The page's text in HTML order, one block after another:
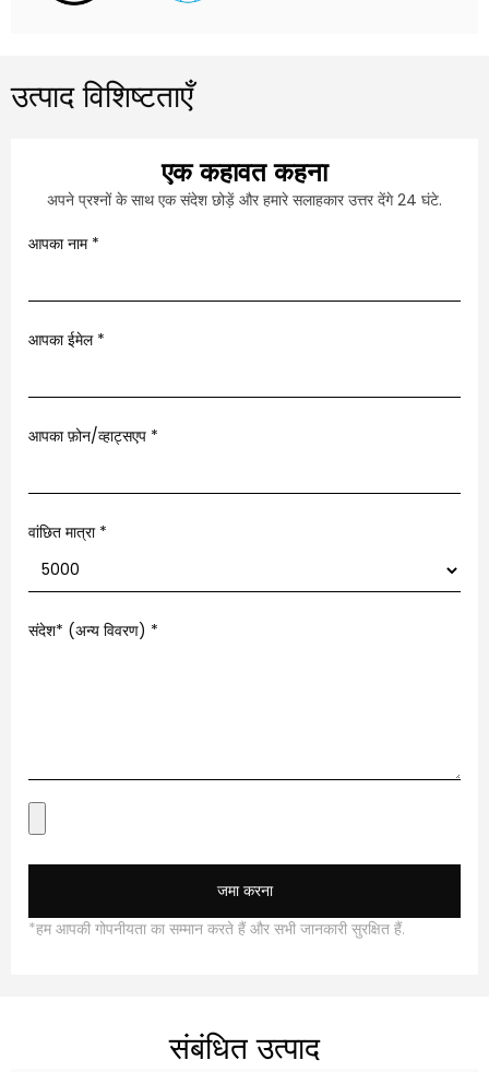
उत्पाद विशिष्टताएँ
एक कहावत कहना
अपने प्रश्नों के साथ एक संदेश छोड़ें और हमारे सलाहकार उत्तर देंगे 24 घंटे.
आपका नाम *
आपका ईमेल *
आपका फ़ोन/व्हाट्सएप *
वांछित मात्रा *
संदेश* (अन्य विवरण) *
जमा करना
*हम आपकी गोपनीयता का सम्मान करते हैं और सभी जानकारी सुरक्षित हैं.
संबंधित उत्पाद